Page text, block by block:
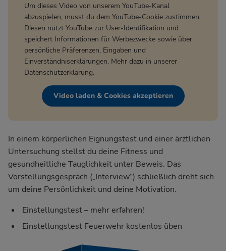
Um dieses Video von unserem YouTube-Kanal
abzuspielen, musst du dem YouTube-Cookie zustimmen.
Diesen nutzt YouTube zur User-Identifikation und
speichert Informationen für Werbezwecke sowie über
persönliche Präferenzen, Eingaben und
Einverständniserklärungen. Mehr dazu in unserer
Datenschutzerklärung.
Video laden & Cookies akzeptieren
In einem körperlichen Eignungstest und einer ärztlichen
Untersuchung stellst du deine Fitness und
gesundheitliche Tauglichkeit unter Beweis. Das
Vorstellungsgespräch („Interview“) schließlich dreht sich
um deine Persönlichkeit und deine Motivation.
Einstellungstest – mehr erfahren!
Einstellungstest Feuerwehr kostenlos üben